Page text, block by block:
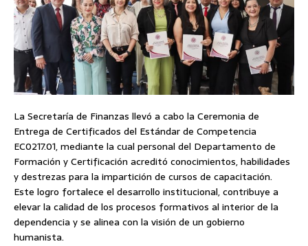
La Secretaría de Finanzas llevó a cabo la Ceremonia de
Entrega de Certificados del Estándar de Competencia
EC0217.01, mediante la cual personal del Departamento de
Formación y Certificación acreditó conocimientos, habilidades
y destrezas para la impartición de cursos de capacitación.
Este logro fortalece el desarrollo institucional, contribuye a
elevar la calidad de los procesos formativos al interior de la
dependencia y se alinea con la visión de un gobierno
humanista.